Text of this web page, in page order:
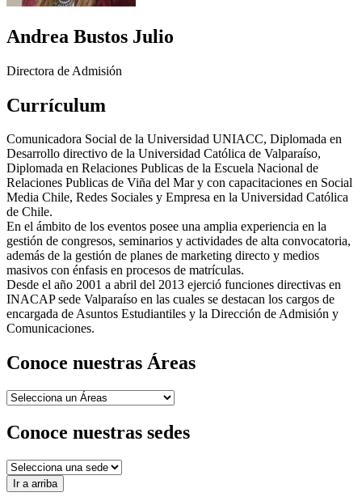
Andrea Bustos Julio
Directora de Admisión
Currículum
Comunicadora Social de la Universidad UNIACC, Diplomada en
Desarrollo directivo de la Universidad Católica de Valparaíso,
Diplomada en Relaciones Publicas de la Escuela Nacional de
Relaciones Publicas de Viña del Mar y con capacitaciones en Social
Media Chile, Redes Sociales y Empresa en la Universidad Católica
de Chile.
En el ámbito de los eventos posee una amplia experiencia en la
gestión de congresos, seminarios y actividades de alta convocatoria,
además de la gestión de planes de marketing directo y medios
masivos con énfasis en procesos de matrículas.
Desde el año 2001 a abril del 2013 ejerció funciones directivas en
INACAP sede Valparaíso en las cuales se destacan los cargos de
encargada de Asuntos Estudiantiles y la Dirección de Admisión y
Comunicaciones.
Conoce nuestras Áreas
Conoce nuestras sedes
Ir a arriba